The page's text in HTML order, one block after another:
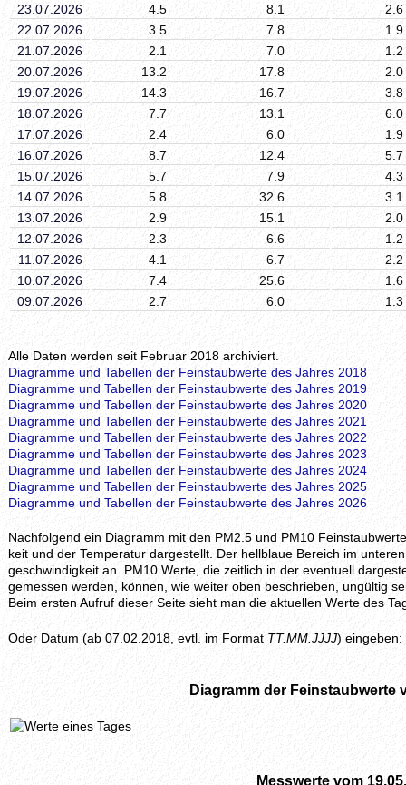
23.07.2026
4.5 8.1
2.6
22.07.2026
3.5 7.8
1.9
21.07.2026
2.1 7.0
1.2
20.07.2026
13.2 17.8
2.0
19.07.2026
14.3 16.7
3.8
18.07.2026
7.7 13.1
6.0
17.07.2026
2.4 6.0
1.9
16.07.2026
8.7 12.4
5.7
15.07.2026
5.7 7.9
4.3
14.07.2026
5.8 32.6
3.1
13.07.2026
2.9 15.1
2.0
12.07.2026
2.3 6.6
1.2
11.07.2026
4.1 6.7
2.2
10.07.2026
7.4 25.6
1.6
09.07.2026
2.7 6.0 1.3
Alle Daten werden seit Februar 2018 archiviert.
Diagramme und Tabellen der Feinstaubwerte des Jahres 2018
Diagramme und Tabellen der Feinstaubwerte des Jahres 2019
Diagramme und Tabellen der Feinstaubwerte des Jahres 2020
Diagramme und Tabellen der Feinstaubwerte des Jahres 2021
Diagramme und Tabellen der Feinstaubwerte des Jahres 2022
Diagramme und Tabellen der Feinstaubwerte des Jahres 2023
Diagramme und Tabellen der Feinstaubwerte des Jahres 2024
Diagramme und Tabellen der Feinstaubwerte des Jahres 2025
Diagramme und Tabellen der Feinstaubwerte des Jahres 2026
Nachfolgend ein Diagramm mit den PM2.5 und PM10
keit und der Temperatur dargestellt. Der hellblaue Bereich im
geschwindig­keit an. PM10 Werte, die zeitlich in der eventuell
gemessen werden, können, wie weiter oben beschrieben, ungültig
Beim ersten Aufruf dieser Seite sieht man die aktuellen Werte des
Oder Datum (ab 07.02.2018, evtl. im Format TT.MM.JJJJ) eingeben:
Diagramm der Feinstaubwerte
Messwerte vom